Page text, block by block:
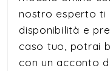
nostro esperto ti
disponibilità e
caso tuo, potrai
con un acconto